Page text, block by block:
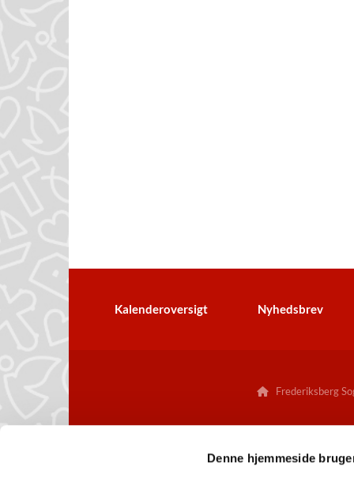
Denne hjemmeside
Kalenderoversigt Nyhedsbrev
Frederiksberg